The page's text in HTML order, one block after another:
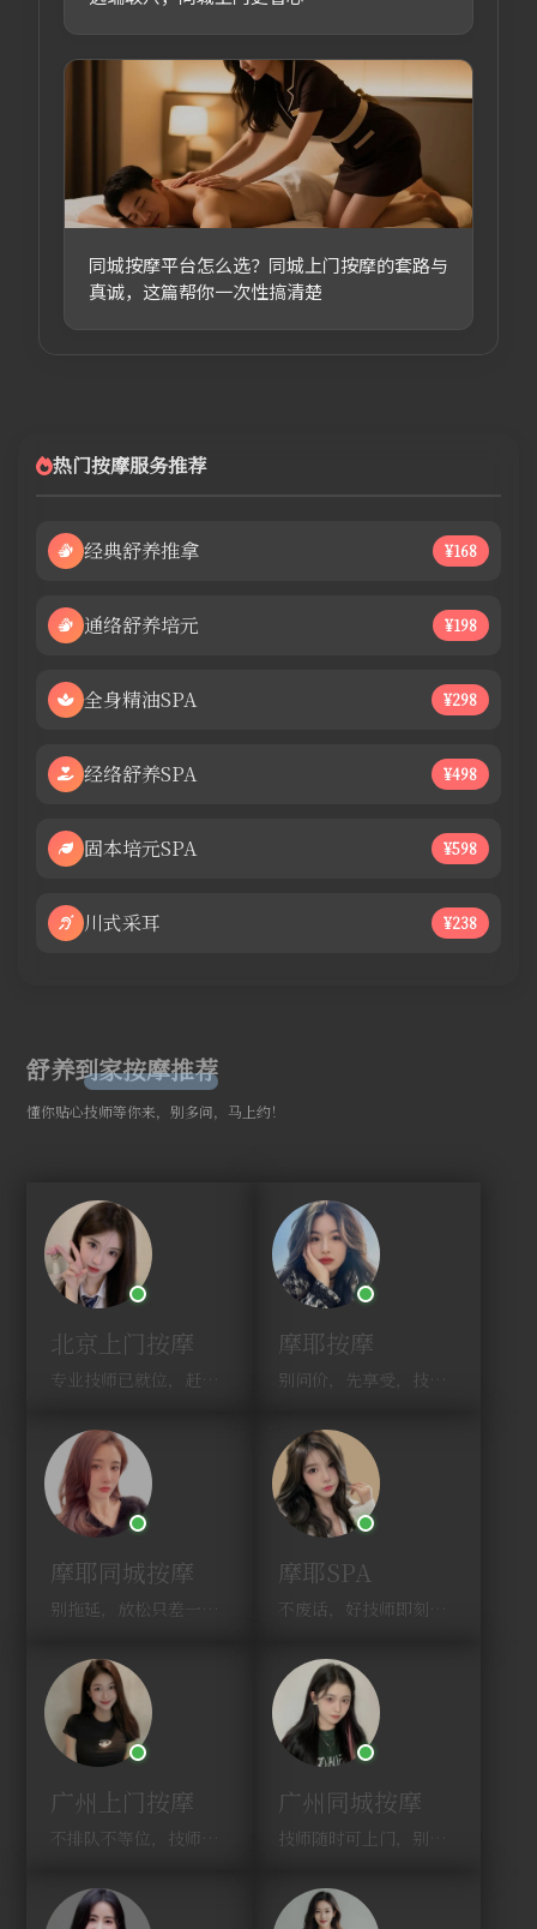
同城按摩平台怎么选？同城上门按摩的套路与
真诚，这篇帮你一次性搞清楚
热门按摩服务推荐
经典舒养推拿 ¥168
通络舒养培元 ¥198
全身精油SPA ¥298
经络舒养SPA ¥498
固本培元SPA ¥598
川式采耳 ¥238
舒养到家按摩推荐
懂你贴心技师等你来，别多问，马上约！
北京上门按摩
专业技师已就位，赶紧下单！
摩耶按摩
别问价，先享受，技师马上到！
摩耶同城按摩
别拖延，放松只差一次点击！
摩耶SPA
不废话，好技师即刻上门，约！
广州上门按摩
不排队不等位，技师直奔你家！
广州同城按摩
技师随时可上门，别啰嗦，赶紧约！